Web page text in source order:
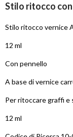
Stilo ritocco
Stilo ritocco vernice
12 ml
Con pennello
A base di vernice
Per ritoccare graffi
12 ml